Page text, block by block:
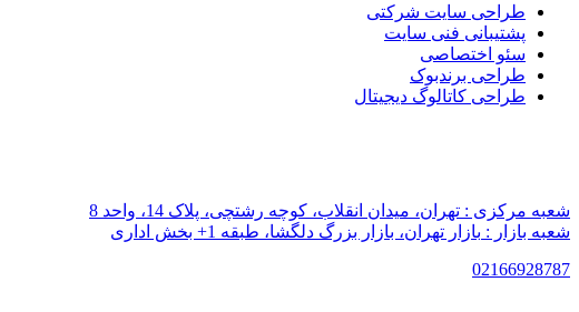
طراحی سایت شرکتی
پشتیبانی فنی سایت
سئو اختصاصی
طراحی برندبوک
طراحی کاتالوگ دیجیتال
شعبه مرکزی : تهران، میدان انقلاب، کوچه رشتچی، پلاک 14، واحد 8
شعبه بازار : بازار تهران، بازار بزرگ دلگشا، طبقه 1+ بخش اداری
02166928787